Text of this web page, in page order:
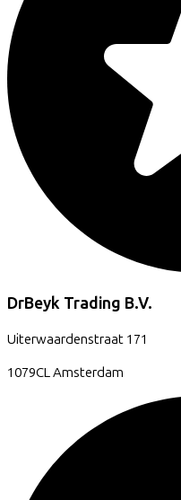
DrBeyk Trading B.V.
Uiterwaardenstraat 171
1079CLAmsterdam